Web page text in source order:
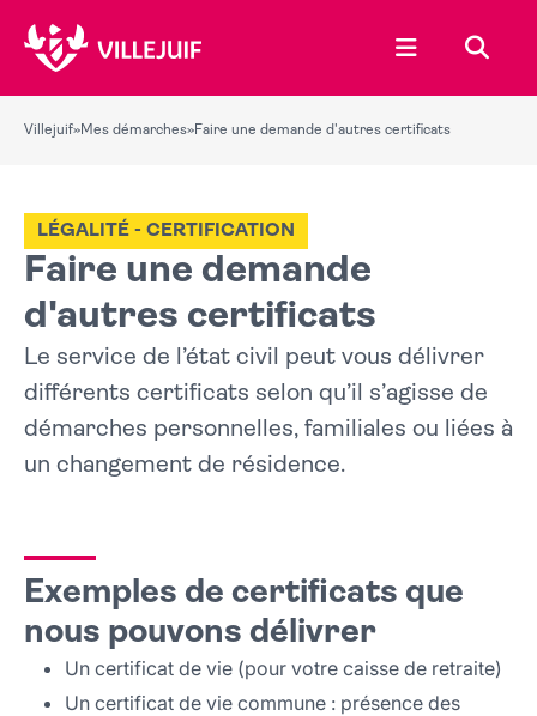
Ouvrir le
Villejuif»Mes démarches»Faire une demande d'autres certificats
Faire une demande
d'autres certificats
LÉGALITÉ - CERTIFICATION
Le service de l’état civil peut vous délivrer
différents certificats selon qu’il s’agisse de
démarches personnelles, familiales ou liées à
un changement de résidence.
Exemples de certificats que
nous pouvons délivrer
Un certificat de vie (pour votre caisse de retraite)
Un certificat de vie commune : présence des